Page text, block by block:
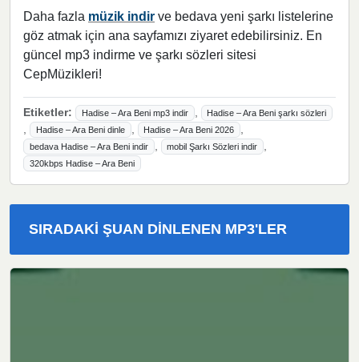
Daha fazla müzik indir ve bedava yeni şarkı listelerine
göz atmak için ana sayfamızı ziyaret edebilirsiniz. En
güncel mp3 indirme ve şarkı sözleri sitesi
CepMüzikleri!
Etiketler: Hadise – Ara Beni mp3 indir Hadise – Ara Beni şarkı sözleri
Hadise – Ara Beni dinle Hadise – Ara Beni 2026
bedava Hadise – Ara Beni indir mobil Şarkı Sözleri indir
320kbps Hadise – Ara Beni
SIRADAKI ŞUAN DINLENEN MP3'LER